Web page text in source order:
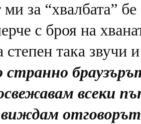
за “хвалбата”
с броя на
степен така звучи
всеки